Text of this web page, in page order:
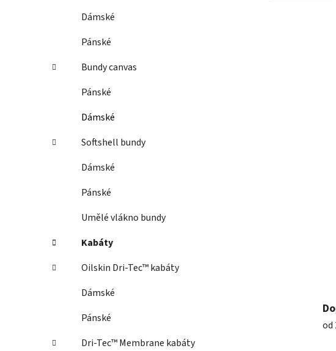
Dámské
Pánské
Bundy canvas
Pánské
Dámské
Softshell bundy
Dámské
Pánské
Umělé vlákno bundy
Kabáty
Oilskin Dri-Tec™ kabáty
Dámské
Pánské
Dri-Tec™ Membrane kabáty
od